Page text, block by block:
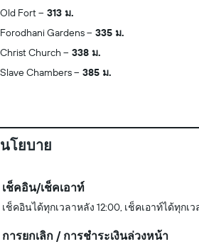
Old Fort
313 ม.
Forodhani Gardens
335 ม.
Christ Church
338 ม.
Slave Chambers
385 ม.
นโยบาย
เช็คอิน/เช็คเอาท์
เช็คอินได้ทุกเวลาหลัง 12:00, เช็คเอาท์ได้ทุกเ
การยกเลิก / การชำระเงินล่วงหน้า